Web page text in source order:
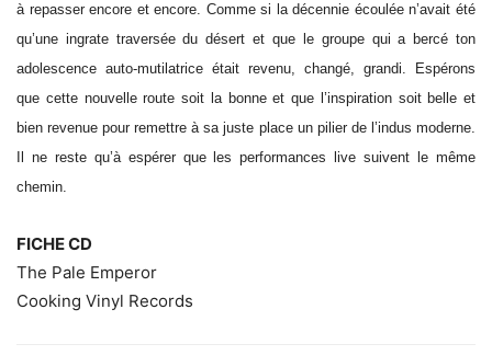
à repasser encore et encore. Comme si la décennie écoulée n’avait été
qu’une ingrate traversée du désert et que le groupe qui a bercé ton
adolescence auto-mutilatrice était revenu, changé, grandi. Espérons
que cette nouvelle route soit la bonne et que l’inspiration soit belle et
bien revenue pour remettre à sa juste place un pilier de l’indus moderne.
Il ne reste qu’à espérer que les performances live suivent le même
chemin.
FICHE CD
The Pale Emperor
Cooking Vinyl Records